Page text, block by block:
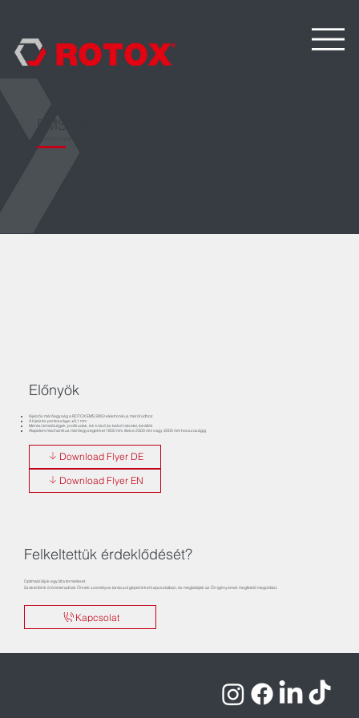
EMS 395
Előnyök
Kijelzős mérőegység a ROTOX EMS 3950 elektronikus mérőrúdhoz
A kijelzés pontossága: ±0,1 mm
Mérési lehetőségek: profilrudak, tok külső és belső méretei, tokátlók
Alapelem mechanikus mérőegységekkel 1800 mm, illetve 2300 mm vagy 3000 mm hosszúságig
Download Flyer DE
Download Flyer EN
Felkeltettük érdeklődését?
Optimalizáljuk együtt a termelését.
Szakértőink örömmel adnak Önnek személyes tanácsot gépeinkkel kapcsolatban, és megtalálják az Ön igényeinek megfelelő megoldást.
Kapcsolat